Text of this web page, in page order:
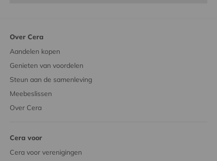
Over Cera
Aandelen kopen
Genieten van voordelen
Steun aan de samenleving
Meebeslissen
Over Cera
Cera voor
Cera voor verenigingen